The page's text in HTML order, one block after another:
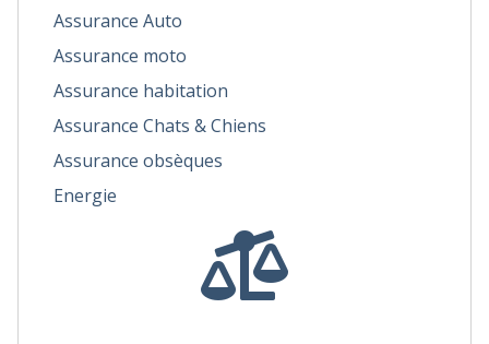
Assurance Auto
Assurance moto
Assurance habitation
Assurance Chats & Chiens
Assurance obsèques
Energie